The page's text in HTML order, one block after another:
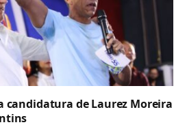
candidatura de Laurez Moreira